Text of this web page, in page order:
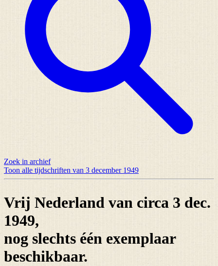
Zoek in archief
Toon alle tijdschriften van 3 december 1949
Vrij Nederland van circa 3 dec.
1949,
nog slechts één exemplaar
beschikbaar.